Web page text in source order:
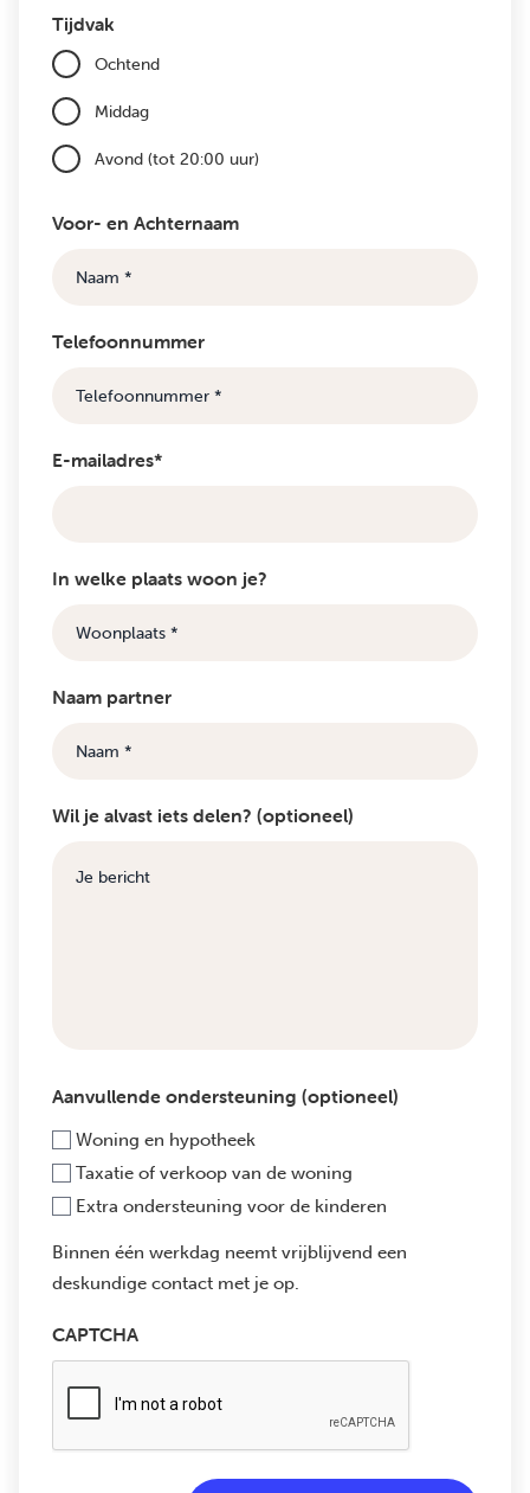
Tijdvak
Ochtend
Middag
Avond (tot 20:00 uur)
Voor- en Achternaam
Telefoonnummer
E-mailadres*
In welke plaats woon je?
Naam partner
Wil je alvast iets delen? (optioneel)
Aanvullende ondersteuning (optioneel)
Woning en hypotheek
Taxatie of verkoop van de woning
Extra ondersteuning voor de kinderen
Binnen één werkdag neemt vrijblijvend een
deskundige contact met je op.
CAPTCHA